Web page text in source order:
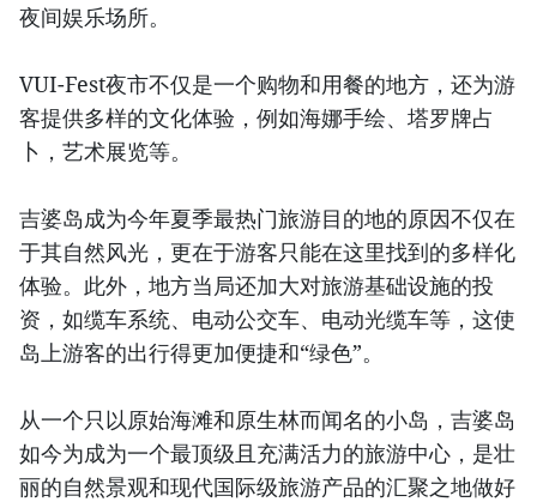
夜间娱乐场所。
VUI-Fest夜市不仅是一个购物和用餐的地方，还为游
客提供多样的文化体验，例如海娜手绘、塔罗牌占
卜，艺术展览等。
吉婆岛成为今年夏季最热门旅游目的地的原因不仅在
于其自然风光，更在于游客只能在这里找到的多样化
体验。此外，地方当局还加大对旅游基础设施的投
资，如缆车系统、电动公交车、电动光缆车等，这使
岛上游客的出行得更加便捷和“绿色”。
从一个只以原始海滩和原生林而闻名的小岛，吉婆岛
如今为成为一个最顶级且充满活力的旅游中心，是壮
丽的自然景观和现代国际级旅游产品的汇聚之地做好